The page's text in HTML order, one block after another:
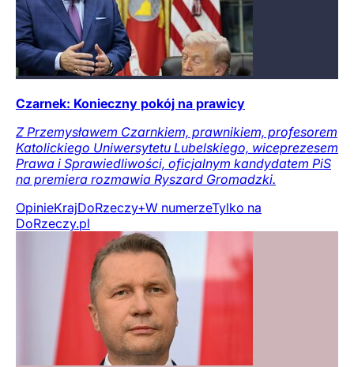
Czarnek: Konieczny pokój na prawicy
Z Przemysławem Czarnkiem, prawnikiem, profesorem
Katolickiego Uniwersytetu Lubelskiego, wiceprezesem
Prawa i Sprawiedliwości, oficjalnym kandydatem PiS
na premiera rozmawia Ryszard Gromadzki.
OpinieKrajDoRzeczy+W numerzeTylko na
DoRzeczy.pl